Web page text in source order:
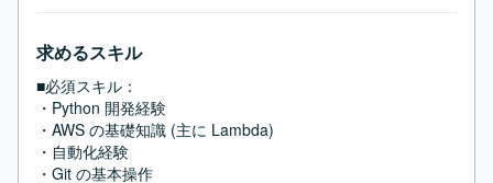
求めるスキル
■必須スキル：
・Python 開発経験
・AWS の基礎知識 (主に Lambda)
・自動化経験
・Git の基本操作